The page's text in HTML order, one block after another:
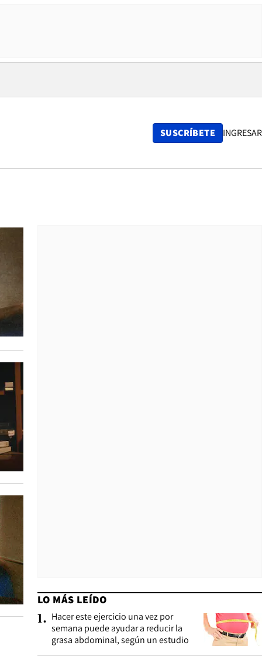
SUSCRÍBETE INGRESAR
LO MÁS LEÍDO
1. Hacer este ejercicio una vez por
semana puede ayudar a reducir la
grasa abdominal, según un estudio